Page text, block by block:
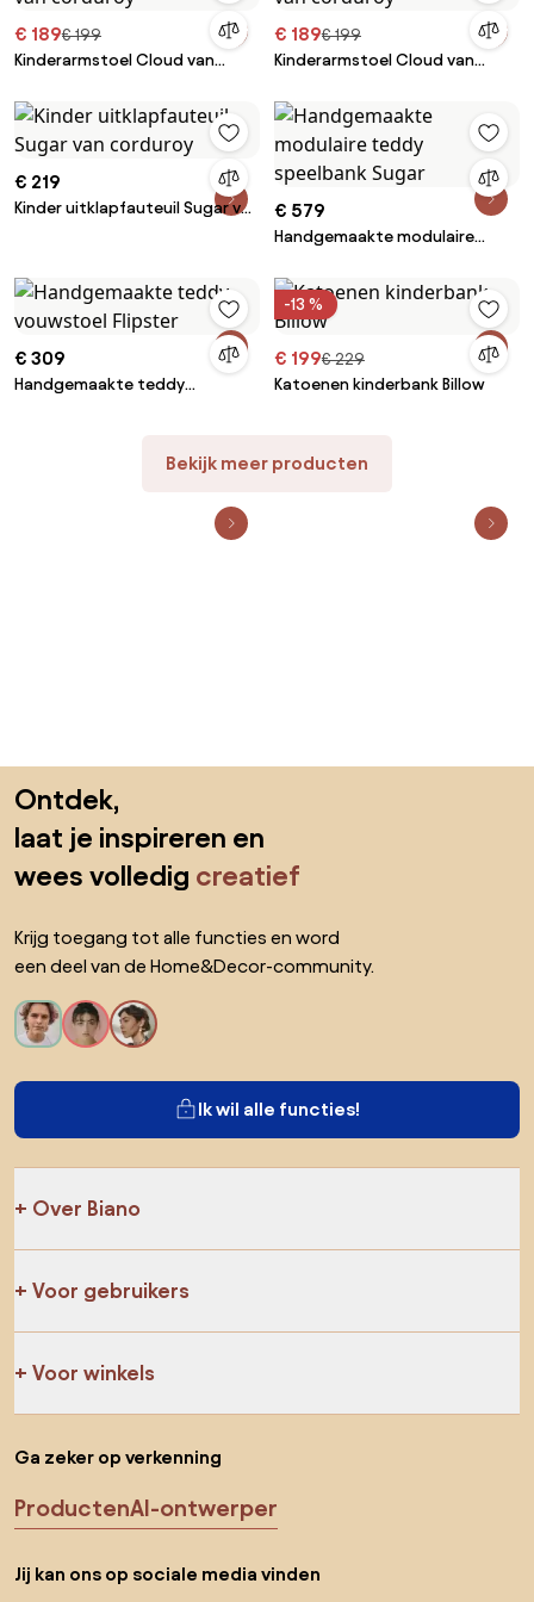
€ 189€ 199
Kinderarmstoel Cloud van
€ 189€ 199
Kinderarmstoel Cloud van
€ 219
Kinder uitklapfauteuil Sugar van
€ 579
Handgemaakte modulaire
€ 309
Handgemaakte teddy
-13 %
€ 199€ 229
Katoenen kinderbank Billow
Bekijk meer producten
Ontdek,
laat je inspireren en
wees volledig creatief
Krijg toegang tot alle functies en word
een deel van de Home&Decor-community.
Ik wil alle functies!
Over Biano
Voor gebruikers
Voor winkels
Ga zeker op verkenning
ProductenAI-ontwerper
Jij kan ons op sociale media vinden